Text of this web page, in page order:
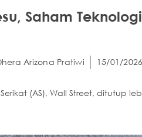
Saham
Arizona Pratiwi 15/01/
(AS), Wall Street, ditutup